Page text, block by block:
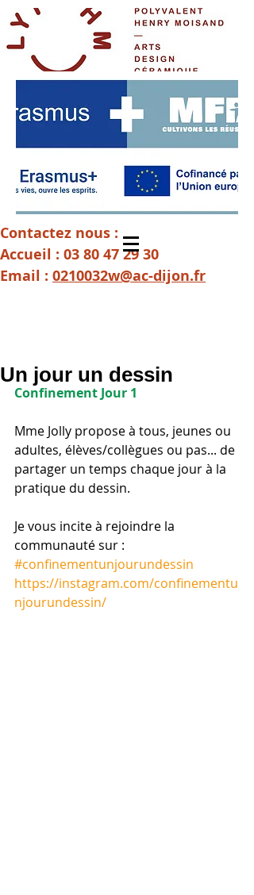
Contactez nous :
Accueil : 03 80 47 29 30
Email : 0210032w@ac-dijon.fr
Un jour un dessin
Confinement Jour 1
Mme Jolly propose à tous, jeunes ou
adultes, élèves/collègues ou pas... de
partager un temps chaque jour à la
pratique du dessin.
Je vous incite à rejoindre la
communauté sur :
#confinementunjourundessin
https://instagram.com/confinementu
njourundessin/